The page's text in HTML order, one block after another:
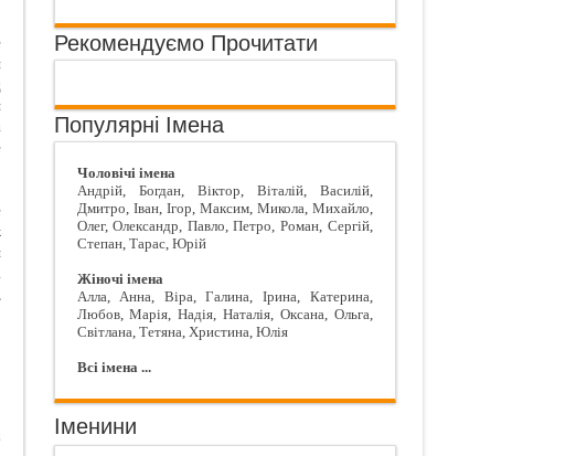
Рекомендуємо Прочитати
Популярні Імена
Чоловічі імена
Андрій, Богдан, Віктор, Віталій, Василій,
Дмитро, Іван, Ігор, Максим, Микола, Михайло,
Олег,Олександр, Павло,Петро, Роман, Сергій,
Степан, Тарас, Юрій
Жіночі імена
Алла,Анна, Віра,Галина, Ірина, Катерина,
Любов,Марія,Надія, Наталія, Оксана, Ольга,
Світлана, Тетяна, Христина, Юлія
Всі імена ...
Іменини